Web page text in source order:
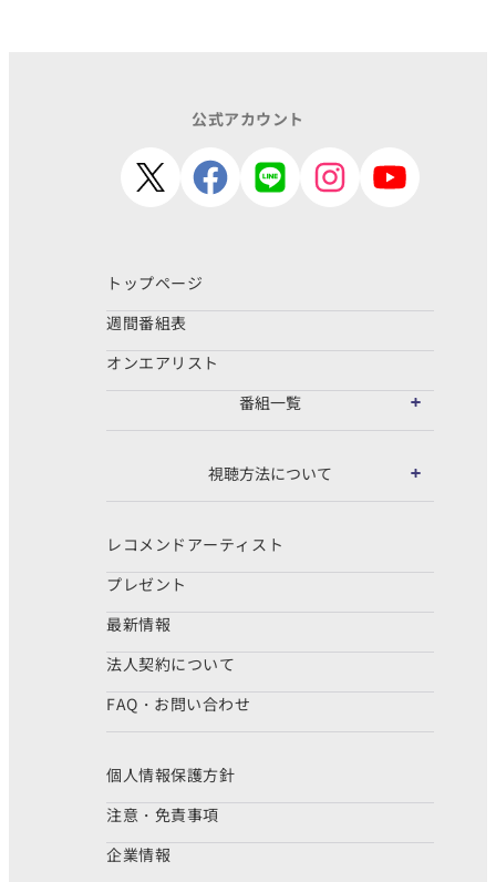
公式アカウント
トップページ
週間番組表
オンエアリスト
番組一覧
視聴方法について
レコメンドアーティスト
プレゼント
最新情報
法人契約について
FAQ・お問い合わせ
個人情報保護方針
注意・免責事項
企業情報